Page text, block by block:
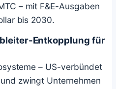
– mit F&E-Ausgaben
bis 2030.
Entkopplung für
– US-verbündet
zwingt Unternehmen